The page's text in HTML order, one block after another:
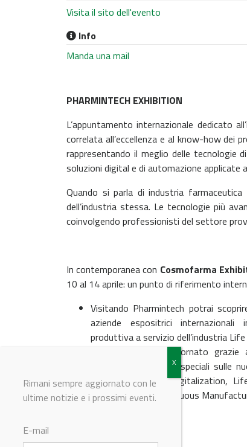
Visita il sito dell'evento
Info
Manda una mail
PHARMINTECH EXHIBITION
L’appuntamento internazionale dedicato
correlata all’eccellenza e al know-how dei
rappresentando il meglio delle tecnologie
soluzioni digital e di automazione applicate
Quando si parla di industria
dell’industria stessa. Le tecnologie più
coinvolgendo professionisti del settore
In contemporanea con Cosmofarma
10 al 14 aprile: un punto di riferimento
Visitando Pharmintech potrai
aziende espositrici internazionali
produttiva a servizio dell’industria Life
Potrai rimanere aggiornato
rotonde ed iniziative speciali sulle
Data Analytics & Digitalization,
Data Integrity, Continuous
Rimani sempre aggiornato con le
ultime notizie e i prossimi eventi.
E-mail